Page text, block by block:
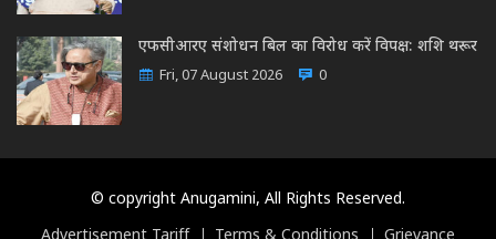
एफसीआरए संशोधन बिल का विरोध करें विपक्ष: शशि थरूर
Fri, 07 August 2026 0
© copyright Anugamini, All Rights Reserved.